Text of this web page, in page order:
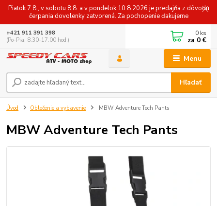
Piatok 7.8., v sobotu 8.8. a v pondelok 10.8.2026 je predajňa z dôvodu
čerpania dovolenky zatvorená. Za pochopenie ďakujeme
Menu
Hľadať
+421 911 391 398
(Po-Pia, 8.30-17.00 hod.)
0 ks
za 0 €
Úvod Oblečenie a vybavenie MBW Adventure Tech Pants
MBW Adventure Tech Pants